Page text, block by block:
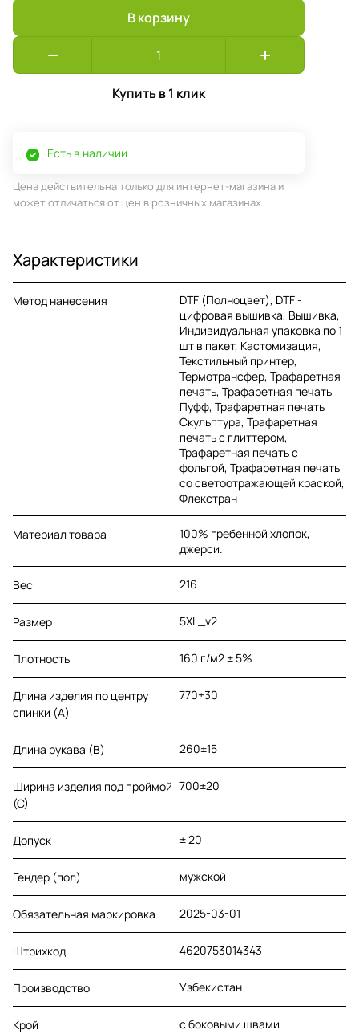
В корзину
Купить в 1 клик
Есть в наличии
Цена действительна только для интернет-магазина и
может отличаться от цен в розничных магазинах
Характеристики
Метод нанесения
DTF (Полноцвет), DTF -
цифровая вышивка, Вышивка,
Индивидуальная упаковка по 1
шт в пакет, Кастомизация,
Текстильный принтер,
Термотрансфер, Трафаретная
печать, Трафаретная печать
Пуфф, Трафаретная печать
Скульптура, Трафаретная
печать с глиттером,
Трафаретная печать с
фольгой, Трафаретная печать
со светоотражающей краской,
Флекстран
Материал товара
100% гребенной хлопок,
джерси.
Вес 216
Размер 5XL_v2
Плотность 160 г/м2 ± 5%
Длина изделия по центру
спинки (A)
770±30
Длина рукава (B) 260±15
Ширина изделия под проймой
(С)
700±20
Допуск ± 20
Гендер (пол) мужской
Обязательная маркировка 2025-03-01
Штрихкод 4620753014343
Производство Узбекистан
Крой с боковыми швами